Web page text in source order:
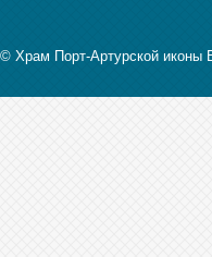
© Храм Порт-Артурской иконы